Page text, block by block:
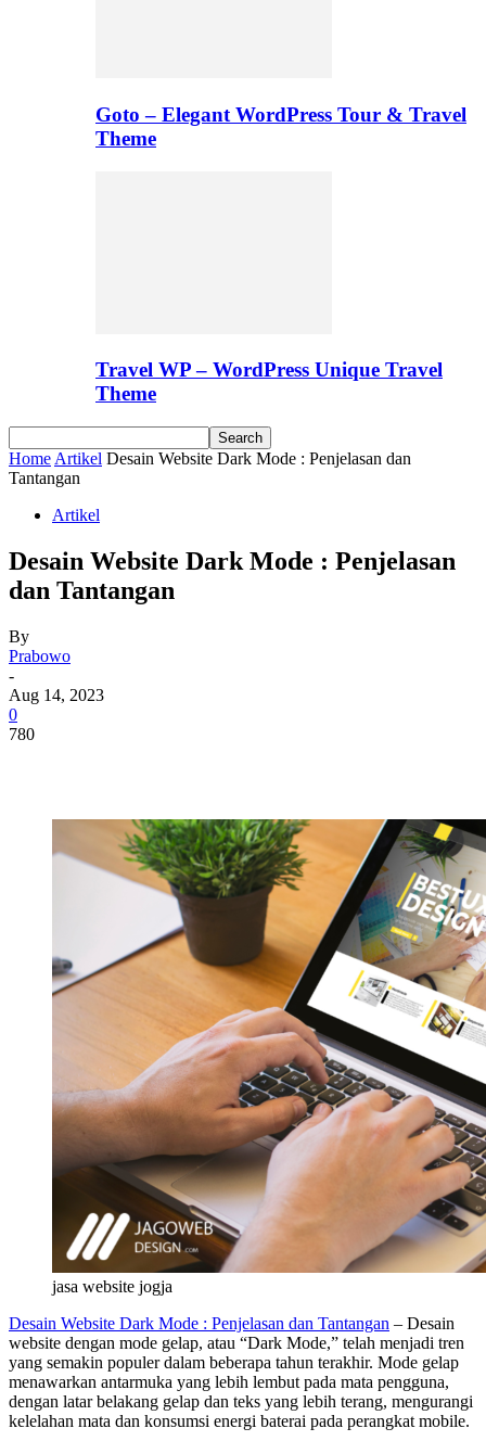
Goto – Elegant WordPress Tour & Travel
Theme
Travel WP – WordPress Unique Travel
Theme
Home Artikel Desain Website Dark Mode : Penjelasan dan
Tantangan
Artikel
Desain Website Dark Mode : Penjelasan
dan Tantangan
By
Prabowo
-
Aug 14, 2023
0
780
jasa website jogja
Desain Website Dark Mode : Penjelasan dan Tantangan – Desain
website dengan mode gelap, atau “Dark Mode,” telah menjadi tren
yang semakin populer dalam beberapa tahun terakhir. Mode gelap
menawarkan antarmuka yang lebih lembut pada mata pengguna,
dengan latar belakang gelap dan teks yang lebih terang, mengurangi
kelelahan mata dan konsumsi energi baterai pada perangkat mobile.